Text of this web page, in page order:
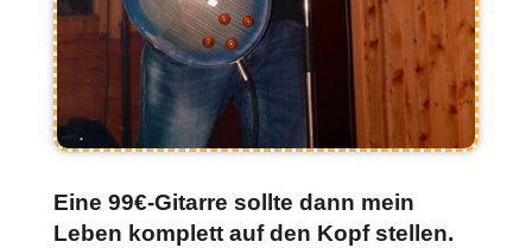
Eine 99€-Gitarre sollte dann mein
Leben komplett auf den Kopf stellen.